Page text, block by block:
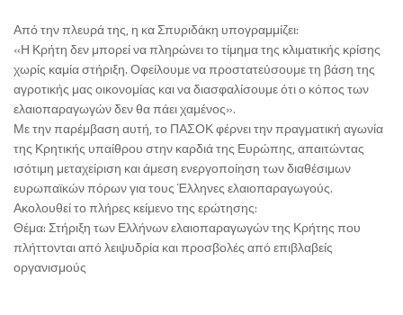
Από την πλευρά της, η κα Σπυριδάκη υπογραμμίζει:
«Η Κρήτη δεν μπορεί να πληρώνει το τίμημα της κλιματικής κρίσης
χωρίς καμία στήριξη. Οφείλουμε να προστατεύσουμε τη βάση της
αγροτικής μας οικονομίας και να διασφαλίσουμε ότι ο κόπος των
ελαιοπαραγωγών δεν θα πάει χαμένος».
Με την παρέμβαση αυτή, το ΠΑΣΟΚ φέρνει την πραγματική αγωνία
της Κρητικής υπαίθρου στην καρδιά της Ευρώπης, απαιτώντας
ισότιμη μεταχείριση και άμεση ενεργοποίηση των διαθέσιμων
ευρωπαϊκών πόρων για τους Έλληνες ελαιοπαραγωγούς.
Ακολουθεί το πλήρες κείμενο της ερώτησης:
Θέμα: Στήριξη των Ελλήνων ελαιοπαραγωγών της Κρήτης που
πλήττονται από λειψυδρία και προσβολές από επιβλαβείς
οργανισμούς